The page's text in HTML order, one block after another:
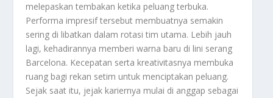
melepaskan tembakan ketika peluang terbuka.
Performa impresif tersebut membuatnya semakin
sering di libatkan dalam rotasi tim utama. Lebih jauh
lagi, kehadirannya memberi warna baru di lini serang
Barcelona. Kecepatan serta kreativitasnya membuka
ruang bagi rekan setim untuk menciptakan peluang.
Sejak saat itu, jejak kariernya mulai di anggap sebagai